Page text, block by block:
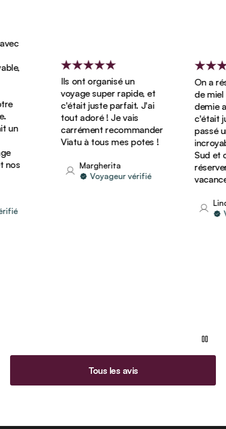
Ils ont organisé un
voyage super rapide, et
c'était juste parfait. J'ai
tout adoré ! Je vais
carrément recommander
Viatu à tous mes potes !
Margherita
Voyageur vérifié
On a
de miel
demie
c'était
passé un
Sud et
réserver
Linda
Tous les avis